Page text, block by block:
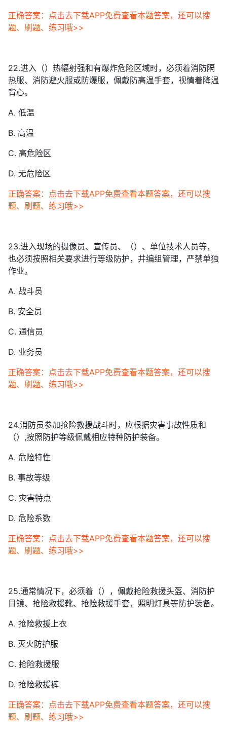
正确答案：点击去下载APP免费查看本题答案，还可以搜
题、刷题、练习哦>>
22.进入（）热辐射强和有爆炸危险区域时，必须着消防隔
热服、消防避火服或防爆服，佩戴防高温手套，视情着降温
背心。
A. 低温
B. 高温
C. 高危险区
D. 无危险区
正确答案：点击去下载APP免费查看本题答案，还可以搜
题、刷题、练习哦>>
23.进入现场的摄像员、宣传员、（）、单位技术人员等，
也必须按照相关要求进行等级防护，并编组管理，严禁单独
作业。
A. 战斗员
B. 安全员
C. 通信员
D. 业务员
正确答案：点击去下载APP免费查看本题答案，还可以搜
题、刷题、练习哦>>
24.消防员参加抢险救援战斗时，应根据灾害事故性质和
（）,按照防护等级佩戴相应特种防护装备。
A. 危险特性
B. 事故等级
C. 灾害特点
D. 危险系数
正确答案：点击去下载APP免费查看本题答案，还可以搜
题、刷题、练习哦>>
25.通常情况下，必须着（），佩戴抢险救援头盔、消防护
目镜、抢险救援靴、抢险救援手套，照明灯具等防护装备。
A. 抢险救援上衣
B. 灭火防护服
C. 抢险救援服
D. 抢险救援裤
正确答案：点击去下载APP免费查看本题答案，还可以搜
题、刷题、练习哦>>